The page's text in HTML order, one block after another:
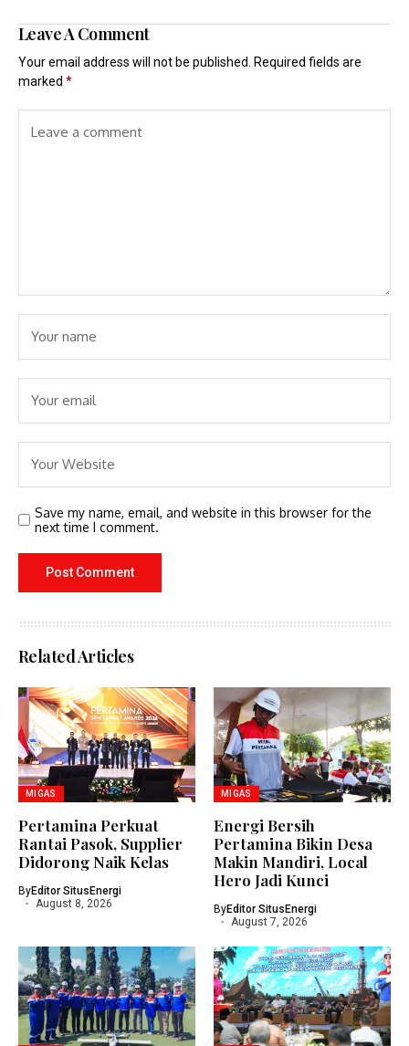
Leave A Comment
Your email address will not be published.
Required fields are
marked *
Save my name, email, and website in this browser for the
next time I comment.
Related Articles
MIGAS
Pertamina Perkuat
Rantai Pasok, Supplier
Didorong Naik Kelas
ByEditor SitusEnergi
August 8, 2026
MIGAS
Energi Bersih
Pertamina Bikin Desa
Makin Mandiri, Local
Hero Jadi Kunci
ByEditor SitusEnergi
August 7, 2026